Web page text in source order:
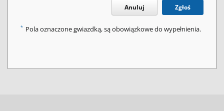
Anuluj Zgłoś
* Pola oznaczone gwiazdką, są obowiązkowe do wypełnienia.